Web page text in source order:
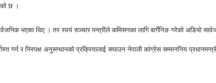
छ ।
भएका थिए । तर स्वयं सञ्चार मन्त्रीले कमिसनका लागि बार्गेनिङ गरेको अडियो
र निस्पक्ष अनुसन्धानको प्रक्रियालाई सघाउन नेपाली कांग्रेस सम्माननिय